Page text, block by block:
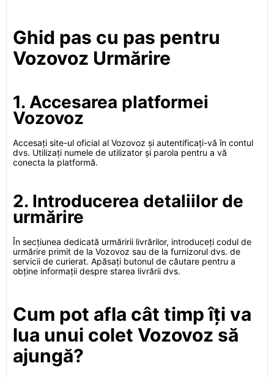
Ghid pas cu pas pentru
Vozovoz Urmărire
1. Accesarea platformei
Vozovoz
Accesați site-ul oficial al Vozovoz și autentificați-vă în contul
dvs. Utilizați numele de utilizator și parola pentru a vă
conecta la platformă.
2. Introducerea detaliilor de
urmărire
În secțiunea dedicată urmăririi livrărilor, introduceți codul de
urmărire primit de la Vozovoz sau de la furnizorul dvs. de
servicii de curierat. Apăsați butonul de căutare pentru a
obține informații despre starea livrării dvs.
Cum pot afla cât timp îți va
lua unui colet Vozovoz să
ajungă?